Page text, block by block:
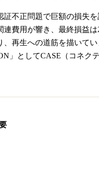
証不正問題で巨額の損失
連費用が響き、最終損益
、再生への道筋を描いて
」としてCASE（コネ